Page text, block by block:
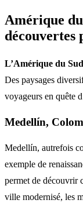
Amérique
découvertes
L’Amérique du Sud
Des paysages
voyageurs en quête
Medellín,
Medellín, autrefois
exemple de
permet de découvrir
ville modernisé, les